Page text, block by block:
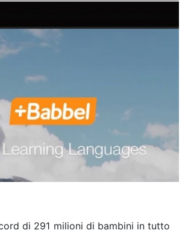
di 291 milioni di bambini in tutto